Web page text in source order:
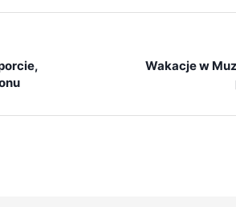
Wakacje w